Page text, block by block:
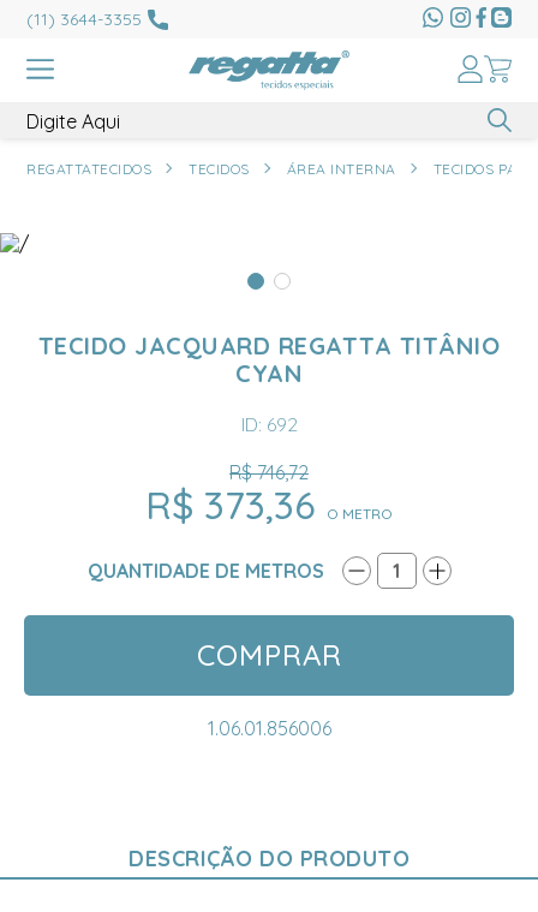
(11) 3644-3355
REGATTATECIDOS TECIDOS ÁREA INTERNA TECIDOS
TECIDO JACQUARD REGATTA TITÂNIO
CYAN
ID: 692
R$ 373,36 O METRO
R$ 746,72
QUANTIDADE DE METROS 1
COMPRAR
1.06.01.856006
DESCRIÇÃO DO PRODUTO